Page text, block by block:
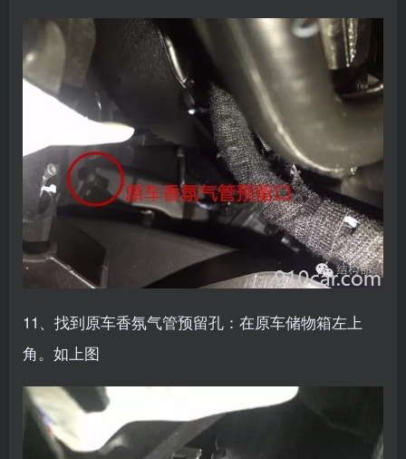
11、找到原车香氛气管预留孔：在原车储物箱左上
角。如上图